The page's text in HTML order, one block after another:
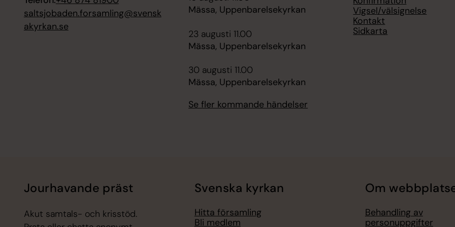
saltsjobaden.forsamling@svensk
akyrkan.se
Mässa, Uppenbarelsekyrkan
23 augusti 11.00
Mässa, Uppenbarelsekyrkan
30 augusti 11.00
Mässa, Uppenbarelsekyrkan
Se fler kommande händelser
Vigsel/välsignelse
Kontakt
Sidkarta
Jourhavande präst
Akut samtals- och krisstöd.
Svenska kyrkan
Hitta församling
Bli medlem
Om
Behandling av
personuppgifter